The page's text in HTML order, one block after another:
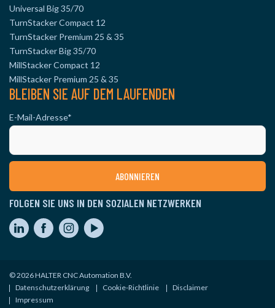
Universal Big 35/70
TurnStacker Compact 12
TurnStacker Premium 25 & 35
TurnStacker Big 35/70
MillStacker Compact 12
MillStacker Premium 25 & 35
BLEIBEN SIE AUF DEM LAUFENDEN
E-Mail-Adresse*
FOLGEN SIE UNS IN DEN SOZIALEN NETZWERKEN
© 2026 HALTER CNC Automation B.V.
Datenschutzerklärung
Cookie-Richtlinie
Disclaimer
Impressum